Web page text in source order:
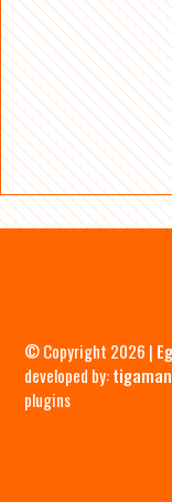
© Copyright 2026 |
developed by:
plugins